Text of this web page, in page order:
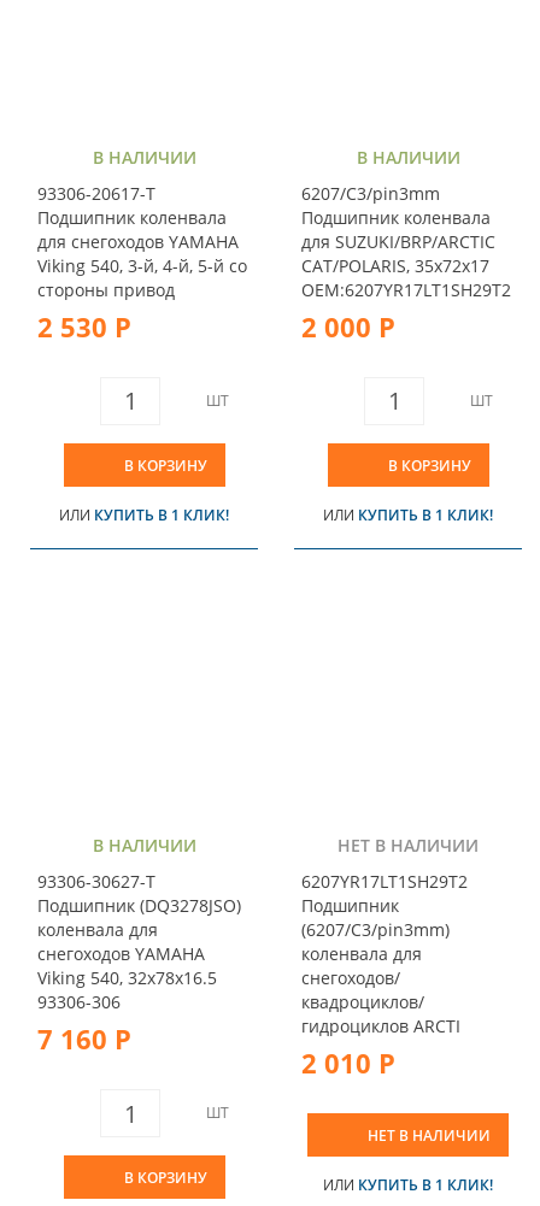
В НАЛИЧИИ
93306-20617-T
Подшипник коленвала
для снегоходов YAMAHA
Viking 540, 3-й, 4-й, 5-й со
стороны привод
2 530 Р
ШТ
В КОРЗИНУ
ИЛИ КУПИТЬ В 1 КЛИК!
В НАЛИЧИИ
6207/C3/pin3mm
Подшипник коленвала
для SUZUKI/BRP/ARCTIC
CAT/POLARIS, 35x72x17
OEM:6207YR17LT1SH29T2
2 000 Р
ШТ
В КОРЗИНУ
ИЛИ КУПИТЬ В 1 КЛИК!
В НАЛИЧИИ
93306-30627-T
Подшипник (DQ3278JSO)
коленвала для
снегоходов YAMAHA
Viking 540, 32x78x16.5
93306-306
7 160 Р
ШТ
В КОРЗИНУ
НЕТ В НАЛИЧИИ
6207YR17LT1SH29T2
Подшипник
(6207/C3/pin3mm)
коленвала для
снегоходов/
квадроциклов/
гидроциклов ARCTI
2 010 Р
НЕТ В НАЛИЧИИ
ИЛИ КУПИТЬ В 1 КЛИК!